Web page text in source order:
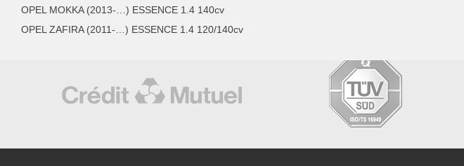
OPEL MOKKA (2013-…) ESSENCE 1.4 140cv
OPEL ZAFIRA (2011-…) ESSENCE 1.4 120/140cv